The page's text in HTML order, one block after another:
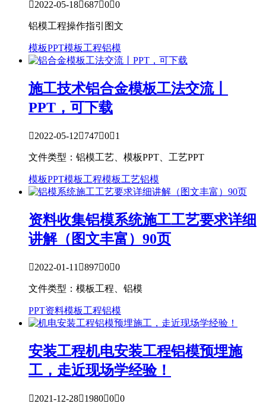
2022-05-1868700
铝模工程操作指引图文
模板PPT模板工程铝模
施工技术铝合金模板工法交流丨
PPT，可下载
2022-05-1274701
文件类型：铝模工艺、模板PPT、工艺PPT
模板PPT模板工程模板工艺铝模
资料收集铝模系统施工工艺要求详细
讲解（图文丰富）90页
2022-01-11 89700
文件类型：模板工程、铝模
PPT资料模板工程铝模
安装工程机电安装工程铝模预埋施
工，走近现场学经验！
2021-12-28198000